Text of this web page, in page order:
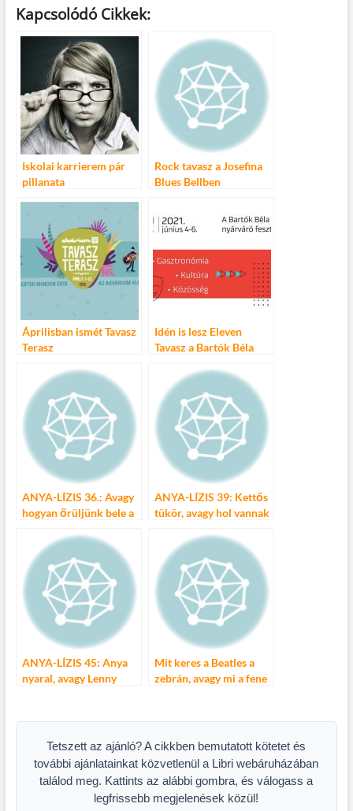
e
b
o
o
k
itt
er
ail m
es m
e
g
Kapcsolódó Cikkek:
Iskolai karrierem pár
pillanata
Rock tavasz a Josefina
Blues Bellben
Áprilisban ismét Tavasz
Terasz
Idén is lesz Eleven
Tavasz a Bartók Béla
ANYA-LÍZIS 36.: Avagy
hogyan őrüljünk bele a
ANYA-LÍZIS 39: Kettős
tükör, avagy hol vannak
ANYA-LÍZIS 45: Anya
nyaral, avagy Lenny
Mit keres a Beatles a
zebrán, avagy mi a fene
Tetszett az ajánló? A cikkben bemutatott kötetet és
további ajánlatainkat közvetlenül a Libri webáruházában
találod meg. Kattints az alábbi gombra, és válogass a
legfrissebb megjelenések közül!